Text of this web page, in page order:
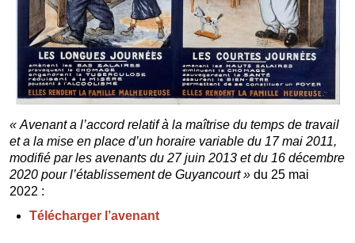
« Avenant a l’accord relatif à la maîtrise du temps de travail
et a la mise en place d’un horaire variable du 17 mai 2011,
modifié par les avenants du 27 juin 2013 et du 16 décembre
2020 pour l’établissement de Guyancourt »du 25 mai
2022 :
Télécharger l’avenant